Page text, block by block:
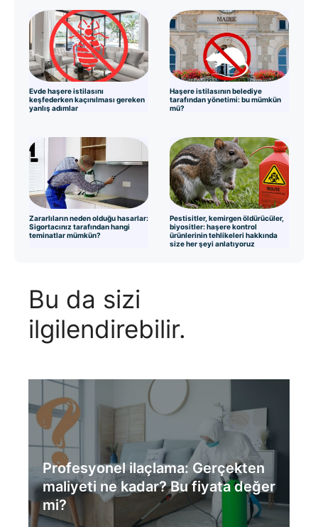
Evde haşere istilasını
keşfederken kaçınılması gereken
yanlış adımlar
Haşere istilasının belediye
tarafından yönetimi: bu mümkün
mü?
Zararlıların neden olduğu hasarlar:
Sigortacınız tarafından hangi
teminatlar mümkün?
Pestisitler, kemirgen öldürücüler,
biyositler: haşere kontrol
ürünlerinin tehlikeleri hakkında
size her şeyi anlatıyoruz
Bu da sizi
ilgilendirebilir.
Profesyonel ilaçlama: Gerçekten
maliyeti ne kadar? Bu fiyata değer
mi?